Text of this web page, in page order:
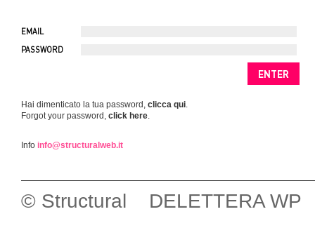
EMAIL
PASSWORD
Hai dimenticato la tua password, clicca qui.
Forgot your password, click here.
Info info@structuralweb.it
© Structural DELETTERA WP